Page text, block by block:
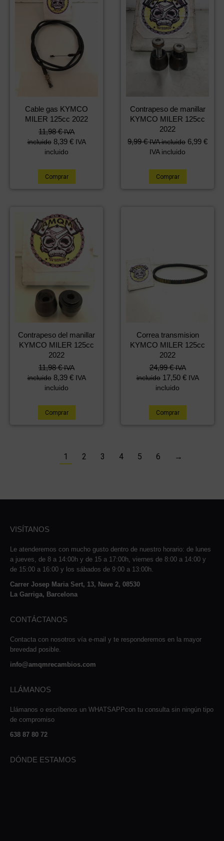
Cable gas KYMCO
MILER 125cc 2022
11,98€ IVA
incluido 8,39 € IVA
incluido
Comprar
Contrapeso de manillar
KYMCO MILER 125cc
2022
9,99€ IVA incluido 6,99 €
IVA incluido
Comprar
Contrapeso del manillar
KYMCO MILER 125cc
2022
11,98€ IVA
incluido 8,39 € IVA
incluido
Comprar
Correa transmision
KYMCO MILER 125cc
2022
24,99€ IVA
incluido 17,50 € IVA
incluido
Comprar
1 2 3 4 5 6 →
VISÍTANOS
Le atenderemos con mucho gusto dentro de nuestro horario: de lunes
a jueves, de 8 a 14:00h y de 15 a 17:00h, viernes de 8:00 a 14:00 y
de 15:00 a 16:00 y los sábados de 9:00 a 13:00h.
Carrer Josep Maria Sert, 13, Nave 2, 08530
La Garriga, Barcelona
CONTÁCTANOS
Contacta con nosotros vía e-mail y te responderemos en la mayor
brevedad posible.
info@amqmrecambios.com
LLÁMANOS
Llámanos o escríbenos un WHATSAPPcon tu consulta sin ningún tipo
de compromiso
638 87 80 72
DÓNDE ESTAMOS